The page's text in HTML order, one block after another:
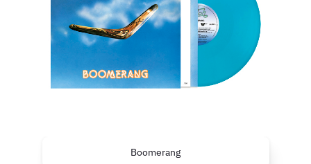
Boomerang